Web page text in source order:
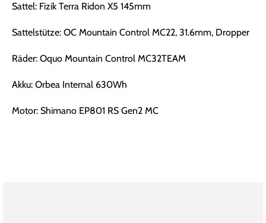
Sattel: Fizik Terra Ridon X5 145mm
Sattelstütze: OC Mountain Control MC22, 31.6mm, Dropper
Räder: Oquo Mountain Control MC32TEAM
Akku: Orbea Internal 630Wh
Motor: Shimano EP801 RS Gen2 MC